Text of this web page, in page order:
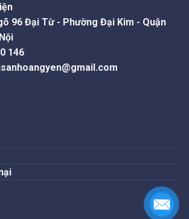
96 Đại Từ - Phường Đại Kim - Quận
146